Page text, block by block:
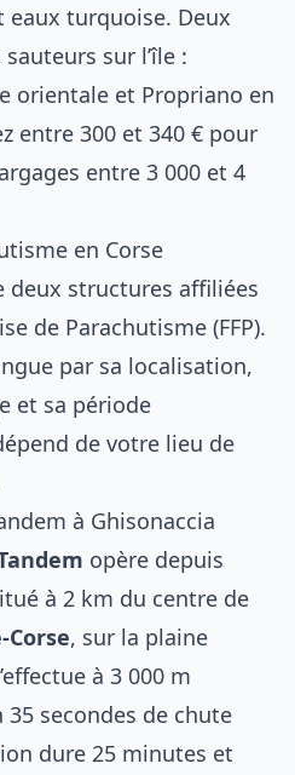
turquoise. Deux
sur l’île :
orientale et Propriano en
entre 300 et 340 € pour
entre 3 000 et 4
en Corse
deux structures affiliées
de Parachutisme (FFP).
par sa localisation,
et sa période
de votre lieu de
à Ghisonaccia
opère depuis
à 2 km du centre de
Corse, sur la plaine
à 3 000 m
35 secondes de chute
dure 25 minutes et